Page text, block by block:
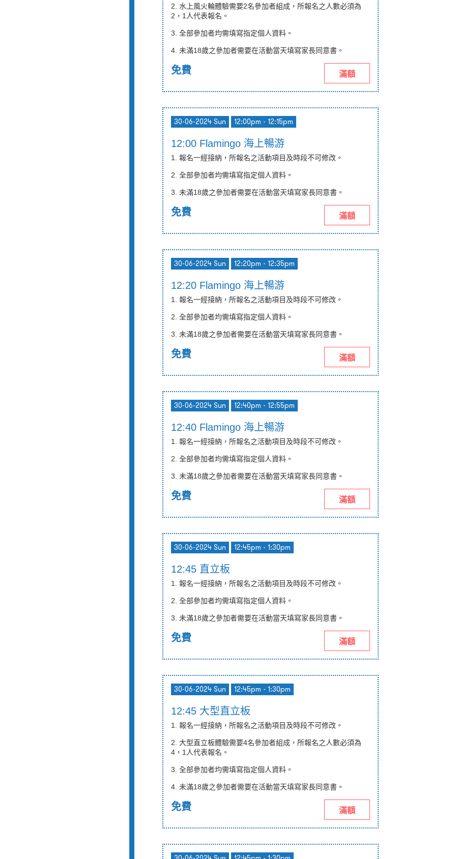
2. 水上風火輪體驗需要2名參加者組成，所報名之人數必須為
2，1人代表報名。
3. 全部參加者均需填寫指定個人資料。
4. 未滿18歲之參加者需要在活動當天填寫家長同意書 。
免費 滿額
30-06-2024 Sun 12:00pm - 12:15pm
12:00 Flamingo 海上暢游
1. 報名一經接納，所報名之活動項目及時段不可修改。
2. 全部參加者均需填寫指定個人資料。
3. 未滿18歲之參加者需要在活動當天填寫家長同意書 。
免費 滿額
30-06-2024 Sun 12:20pm - 12:35pm
12:20 Flamingo 海上暢游
1. 報名一經接納，所報名之活動項目及時段不可修改。
2. 全部參加者均需填寫指定個人資料。
3. 未滿18歲之參加者需要在活動當天填寫家長同意書 。
免費 滿額
30-06-2024 Sun 12:40pm - 12:55pm
12:40 Flamingo 海上暢游
1. 報名一經接納，所報名之活動項目及時段不可修改。
2. 全部參加者均需填寫指定個人資料。
3. 未滿18歲之參加者需要在活動當天填寫家長同意書 。
免費 滿額
30-06-2024 Sun 12:45pm - 1:30pm
12:45 直立板
1. 報名一經接納，所報名之活動項目及時段不可修改。
2. 全部參加者均需填寫指定個人資料。
3. 未滿18歲之參加者需要在活動當天填寫家長同意書 。
免費 滿額
30-06-2024 Sun 12:45pm - 1:30pm
12:45 大型直立板
1. 報名一經接納，所報名之活動項目及時段不可修改。
2. 大型直立板體驗需要4名參加者組成，所報名之人數必須為
4， 1 人代表報名。
3. 全部參加者均需填寫指定個人資料。
4. 未滿18歲之參加者需要在活動當天填寫家長同意書 。
免費 滿額